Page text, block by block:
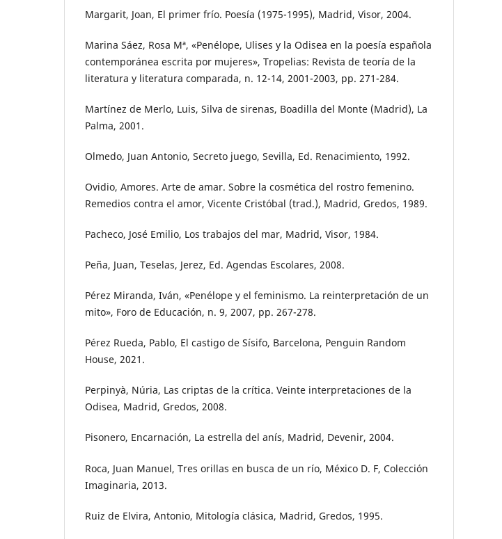
Margarit, Joan, El primer frío. Poesía (1975-1995), Madrid, Visor, 2004.
Marina Sáez, Rosa Mª, «Penélope, Ulises y la Odisea en la poesía española
contemporánea escrita por mujeres», Tropelias: Revista de teoría de la
literatura y literatura comparada, n. 12-14, 2001-2003, pp. 271-284.
Martínez de Merlo, Luis, Silva de sirenas, Boadilla del Monte (Madrid), La
Palma, 2001.
Olmedo, Juan Antonio, Secreto juego, Sevilla, Ed. Renacimiento, 1992.
Ovidio, Amores. Arte de amar. Sobre la cosmética del rostro femenino.
Remedios contra el amor, Vicente Cristóbal (trad.), Madrid, Gredos, 1989.
Pacheco, José Emilio, Los trabajos del mar, Madrid, Visor, 1984.
Peña, Juan, Teselas, Jerez, Ed. Agendas Escolares, 2008.
Pérez Miranda, Iván, «Penélope y el feminismo. La reinterpretación de un
mito», Foro de Educación, n. 9, 2007, pp. 267-278.
Pérez Rueda, Pablo, El castigo de Sísifo, Barcelona, Penguin Random
House, 2021.
Perpinyà, Núria, Las criptas de la crítica. Veinte interpretaciones de la
Odisea, Madrid, Gredos, 2008.
Pisonero, Encarnación, La estrella del anís, Madrid, Devenir, 2004.
Roca, Juan Manuel, Tres orillas en busca de un río, México D. F, Colección
Imaginaria, 2013.
Ruiz de Elvira, Antonio, Mitología clásica, Madrid, Gredos, 1995.